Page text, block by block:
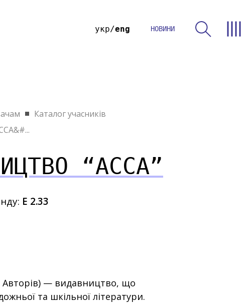
укр eng НОВИНИ
Каталог учасників
“АССА”
E 2.33
Авторів) — видавництво, що
та шкільної літератури.